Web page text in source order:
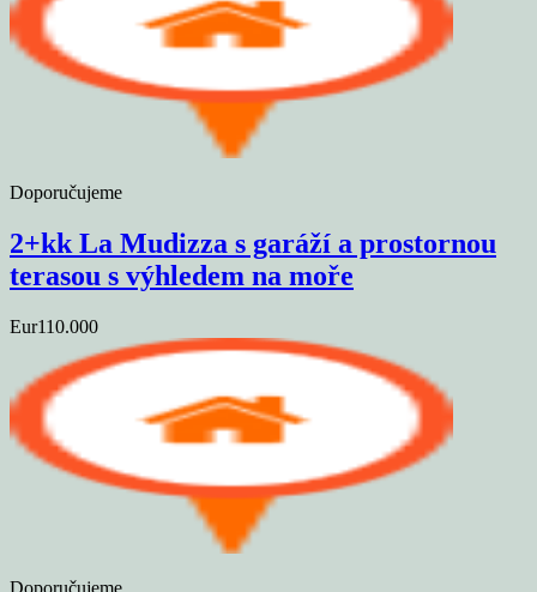
Doporučujeme
2+kk La Mudizza s garáží a prostornou
terasou s výhledem na moře
Eur110.000
Doporučujeme